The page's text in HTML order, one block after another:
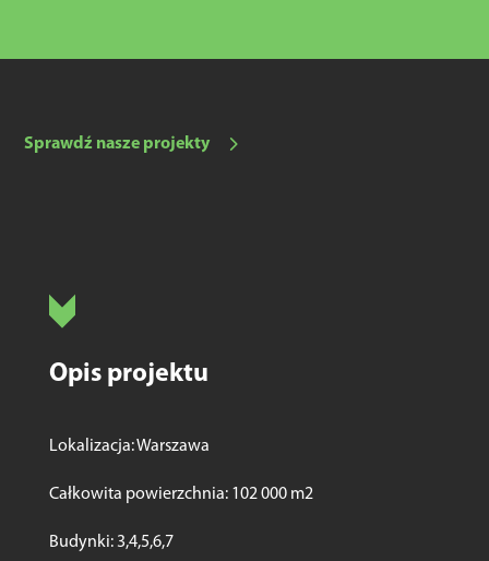
Sprawdź nasze projekty
Opis projektu
‪Lokalizacja: Warszawa
‪Całkowita powierzchnia: 102 000 m2
‪Budynki: 3,4,5,6,7